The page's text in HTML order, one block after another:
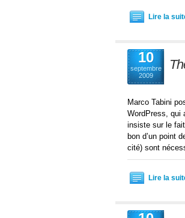
Lire la
10
septembre
2009
Marco Tabini
WordPress, qui
insiste sur le
bon d’un point
cité) sont
Lire la